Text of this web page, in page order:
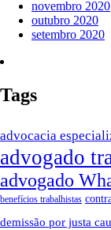
novembro 2020
outubro 2020
setembro 2020
Tags
advocacia
advogado
advogado
benefícios trabalhistas
demissão por justa